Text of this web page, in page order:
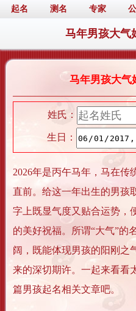
起名 测名 专家
马年男孩大气
马年男孩大气
姓氏：
生日：
2026年是丙午马年，马在传
直前。给这一年出生的男孩
字上既显气度又贴合运势，
的美好祝福。所谓“大气”的
阔，既能体现男孩的阳刚之
来的深切期许。一起来看看
篇男孩起名相关文章吧。